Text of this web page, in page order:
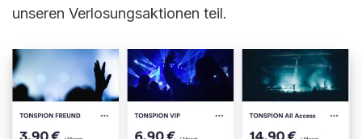
unseren Verlosungsaktionen teil.